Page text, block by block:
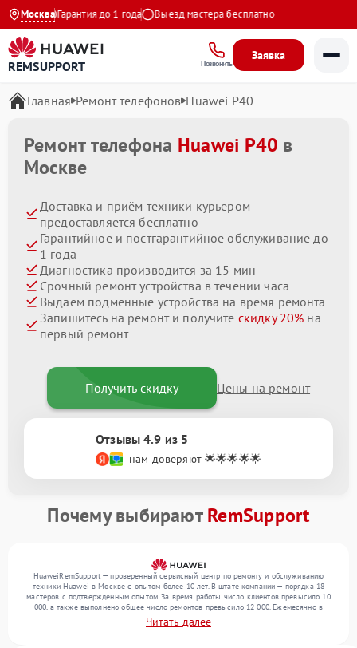
МоскваГарантия до 1 года Выезд мастера бесплатно
REMSUPPORT Позвонить
Заявка
Главная Ремонт телефонов Huawei P40
Ремонт телефона Huawei P40 в
Москве
Доставка и приём техники курьером
предоставляется бесплатно
Гарантийное и постгарантийное обслуживание до
1 года
Диагностика производится за 15 мин
Срочный ремонт устройства в течении часа
Выдаём подменные устройства на время ремонта
Запишитесь на ремонт и получите скидку 20% на
первый ремонт
Получить скидку Цены на ремонт
Отзывы 4.9 из 5
нам доверяют 🌟🌟🌟🌟🌟
Почему выбираютRemSupport
HuaweiRemSupport — проверенный сервисный центр по ремонту и обслуживанию
техники Huawei в Москве с опытом более 10 лет. В штате компании — порядка 18
мастеров с подтвержденным опытом. За время работы число клиентов превысило 10
000, а также выполнено общее число ремонтов превысило 12 000. Ежемесячно в
сервисный центр поступает свыше 300 единиц техники, включая , , . Мы работаем с
широким спектром неисправностей и предлагаем стабильный уровень сервиса
Читать далее